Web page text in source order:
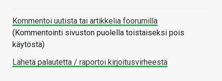
Kommentoi uutista tai artikkelia foorumilla
(Kommentointi sivuston puolella toistaiseksi pois
käytöstä)
Lähetä palautetta / raportoi kirjoitusvirheestä